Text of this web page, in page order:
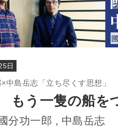
日
中島岳志「立ち尽くす思想」
もう一隻の船を
分功一郎 , 中島岳志